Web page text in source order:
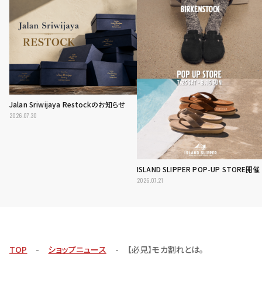
Jalan Sriwijaya Restockのお知らせ
2026.07.30
ISLAND SLIPPER POP-UP STORE開催
2026.07.21
TOP ショップニュース 【必見】モカ割れとは。